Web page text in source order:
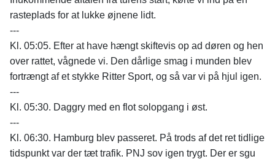
rasteplads for at lukke øjnene lidt.
---
Kl. 05:05. Efter at have hængt skiftevis op ad døren og hen
over rattet, vågnede vi. Den dårlige smag i munden blev
fortrængt af et stykke Ritter Sport, og så var vi på hjul igen.
---
Kl. 05:30. Daggry med en flot solopgang i øst.
---
Kl. 06:30. Hamburg blev passeret. På trods af det ret tidlige
tidspunkt var der tæt trafik. PNJ sov igen trygt. Der er sgu